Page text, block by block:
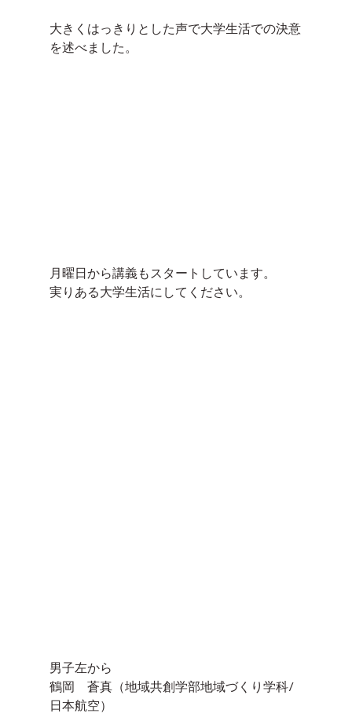
大きくはっきりとした声で大学生活での決意
を述べました。
月曜日から講義もスタートしています。
実りある大学生活にしてください。
男子左から
鶴岡　蒼真（地域共創学部地域づくり学科/
日本航空）